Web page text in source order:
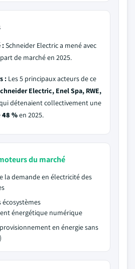
:Schneider Electric a mené avec
de marché en 2025.
: Les 5 principaux acteurs de ce
Electric, Enel Spa, RWE,
détenaient collectivement une
48 %en 2025.
du marché
la demande en électricité des
écosystèmes
énergétique numérique
en énergie sans